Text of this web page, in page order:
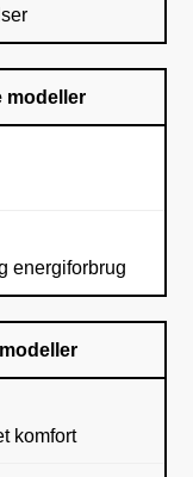
modeller
energiforbrug
komfort